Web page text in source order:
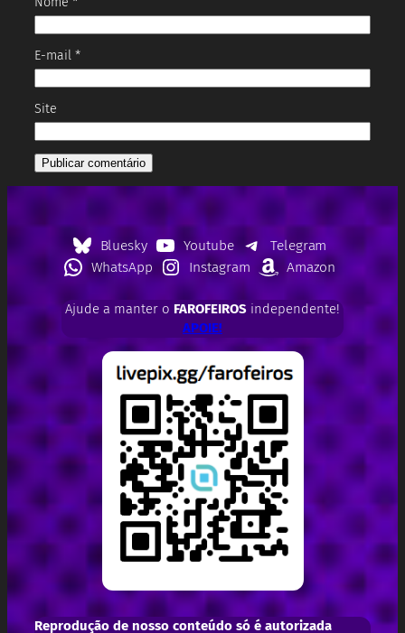
E-mail *
Site
Bluesky Youtube
Telegram
WhatsApp
Instagram Amazon
Ajude a manter o FAROFEIROSindependente!
APOIE!
Reprodução de nosso conteúdo só é autorizada